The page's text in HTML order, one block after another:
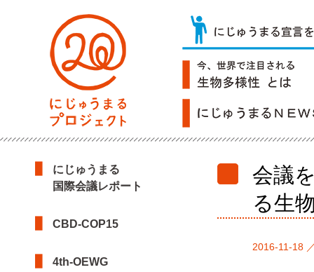
にじゅうまる
国際会議レポート
CBD-COP15
4th-OEWG
会議
る生
2016-11-18